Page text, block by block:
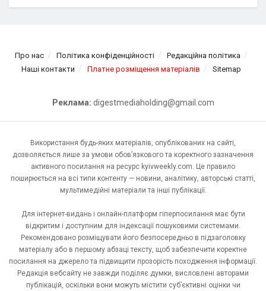
Про нас Політика конфіденційності
Редакційна політика
Наші контакти
Платне розміщення матеріалів Sitemap
Реклама: digestmediaholding@gmail.com
Використання будь-яких матеріалів, опублікованих на сайті,
дозволяється лише за умови обов’язкового та коректного зазначення
активного посилання на ресурс kyivweekly.com. Це правило
поширюється на всі типи контенту — новини, аналітику, авторські статті,
мультимедійні матеріали та інші публікації.
Для інтернет-видань і онлайн-платформ гіперпосилання має бути
відкритим і доступним для індексації пошуковими системами.
Рекомендовано розміщувати його безпосередньо в підзаголовку
матеріалу або в першому абзаці тексту, щоб забезпечити коректне
посилання на джерело та підвищити прозорість походження інформації.
Редакція вебсайту не завжди поділяє думки, висловлені авторами
публікацій, оскільки вони можуть містити суб’єктивні оцінки чи